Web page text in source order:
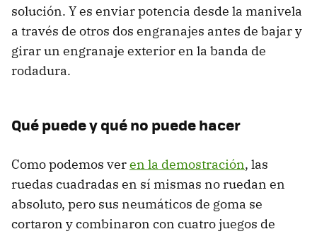
solución. Y es enviar potencia desde la manivela
a través de otros dos engranajes antes de bajar y
girar un engranaje exterior en la banda de
rodadura.
Qué puede y qué no puede hacer
Como podemos veren la demostración, las
ruedas cuadradas en sí mismas no ruedan en
absoluto, pero sus neumáticos de goma se
cortaron y combinaron con cuatro juegos de